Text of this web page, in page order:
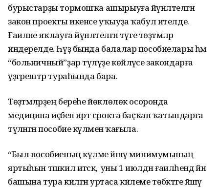
бурыстарҙы тормошҡа ашырыуға йүнәлтелгән
закон проекты икенсе уҡыуҙа ҡабул ителде.
Ғаиләне яҡлауға йүнәлтелгән тәүге төҙәтмәләр
индерелде. Һүҙ бында балалар пособиелары һәм
“больничный”ҙар түләүҙе көйләүсе закондарға
үҙгәрештәр тураһында бара.
Төҙәтмәләрҙең береһе йөклөлөк осоронда
медицина иҫәбенә иртә срокта баҫҡан ҡатындарға
түләнгән пособие күләменә ҡағыла.
“Был пособиеның күләме йәшәү минимумының
яртыһын тәшкил итәсәк, ә уны 1 июлдән ғаиләһендә йән
башына тура килгән уртаса килеме төбәктәге йәшәү